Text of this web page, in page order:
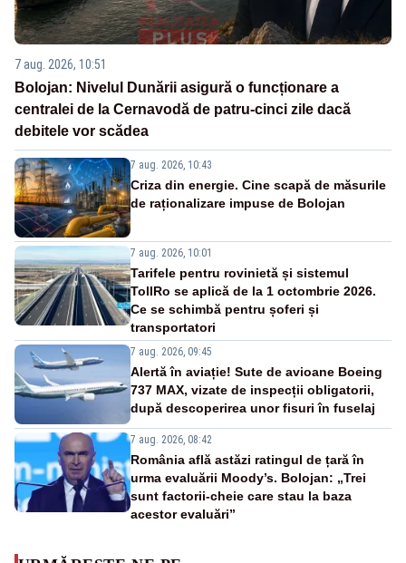
7 aug. 2026, 10:51
Bolojan: Nivelul Dunării asigură o funcționare a
centralei de la Cernavodă de patru-cinci zile dacă
debitele vor scădea
7 aug. 2026, 10:43
Criza din energie. Cine scapă de măsurile
de raționalizare impuse de Bolojan
7 aug. 2026, 10:01
Tarifele pentru rovinietă și sistemul
TollRo se aplică de la 1 octombrie 2026.
Ce se schimbă pentru șoferi și
transportatori
7 aug. 2026, 09:45
Alertă în aviație! Sute de avioane Boeing
737 MAX, vizate de inspecții obligatorii,
după descoperirea unor fisuri în fuselaj
7 aug. 2026, 08:42
România află astăzi ratingul de țară în
urma evaluării Moody’s. Bolojan: „Trei
sunt factorii-cheie care stau la baza
acestor evaluări”